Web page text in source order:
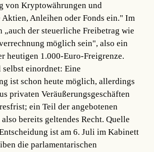
von Kryptowährungen und
Anleihen oder Fonds ein." Im
„auch der steuerliche Freibetrag wie
möglich sein", also ein
heutigen 1.000-Euro-Freigrenze.
einordnet: Eine
ist schon heute möglich, allerdings
privaten Veräußerungsgeschäften
ein Teil der angebotenen
bereits geltendes Recht.Quelle
ist am 6. Juli im Kabinett
die parlamentarischen